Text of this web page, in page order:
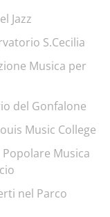
Jazz
S.Cecilia
Musica per
del Gonfalone
Music College
Popolare Musica
nel Parco